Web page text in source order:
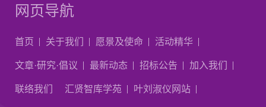
网页导航
首页 关于我们 愿景及使命 活动精华
文章·研究·倡议 最新动态 招标公告 加入我们
联络我们 汇贤智库学苑 叶刘淑仪网站